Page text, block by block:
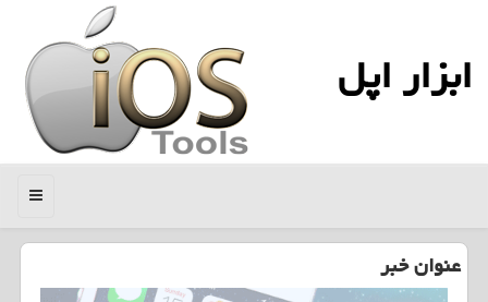
ابزار اپل
منو
عنوان خبر